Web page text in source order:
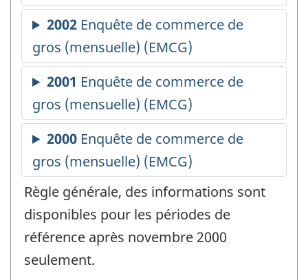
Règle générale, des informations sont
disponibles pour les périodes de
référence après novembre 2000
seulement.